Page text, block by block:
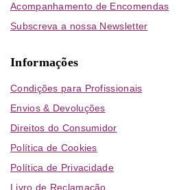
Acompanhamento de Encomendas
Subscreva a nossa Newsletter
Informações
Condições para Profissionais
Envios & Devoluções
Direitos do Consumidor
Política de Cookies
Política de Privacidade
Livro de Reclamação